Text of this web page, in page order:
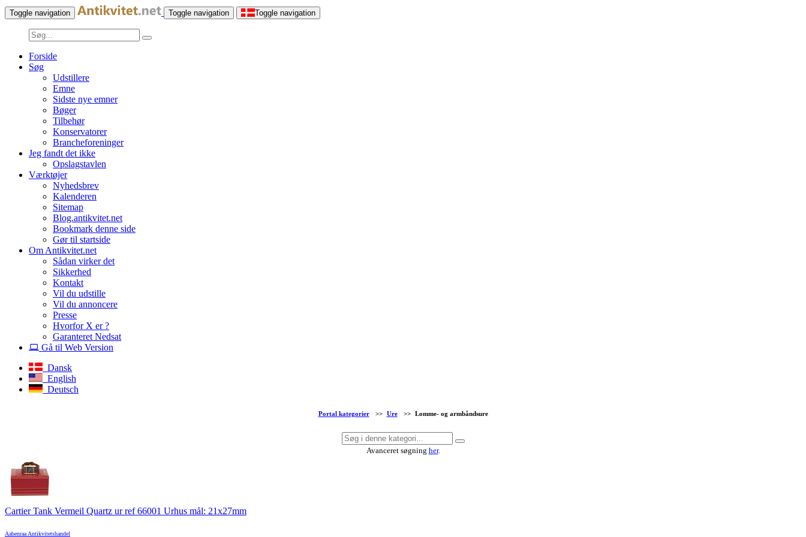
Toggle navigation Toggle navigation Toggle navigation
Forside
Søg
Udstillere
Emne
Sidste nye emner
Bøger
Tilbehør
Konservatorer
Brancheforeninger
Jeg fandt det ikke
Opslagstavlen
Værktøjer
Nyhedsbrev
Kalenderen
Sitemap
Blog.antikvitet.net
Bookmark denne side
Gør til startside
Om Antikvitet.net
Sådan virker det
Sikkerhed
Kontakt
Vil du udstille
Vil du annoncere
Presse
Hvorfor X er ?
Garanteret Nedsat
Gå til Web Version
Dansk
English
Deutsch
Portal kategorier >> Ure >> Lomme- og armbåndsure
Avanceret søgning her.
Cartier Tank Vermeil Quartz ur ref 66001 Urhus mål: 21x27mm
Aabenraa Antikvitetshandel